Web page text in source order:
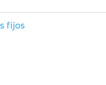
fijos